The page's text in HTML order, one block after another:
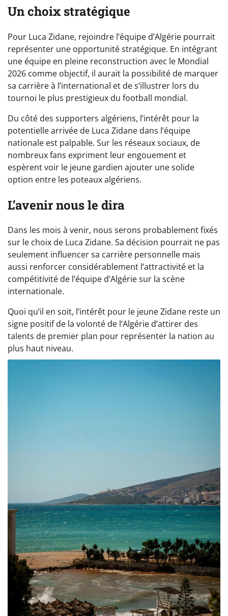
Un choix stratégique
Pour Luca Zidane, rejoindre l’équipe d’Algérie pourrait
représenter une opportunité stratégique. En intégrant
une équipe en pleine reconstruction avec le Mondial
2026 comme objectif, il aurait la possibilité de marquer
sa carrière à l’international et de s’illustrer lors du
tournoi le plus prestigieux du football mondial.
Du côté des supporters algériens, l’intérêt pour la
potentielle arrivée de Luca Zidane dans l’équipe
nationale est palpable. Sur les réseaux sociaux, de
nombreux fans expriment leur engouement et
espèrent voir le jeune gardien ajouter une solide
option entre les poteaux algériens.
L’avenir nous le dira
Dans les mois à venir, nous serons probablement fixés
sur le choix de Luca Zidane. Sa décision pourrait ne pas
seulement influencer sa carrière personnelle mais
aussi renforcer considérablement l’attractivité et la
compétitivité de l’équipe d’Algérie sur la scène
internationale.
Quoi qu’il en soit, l’intérêt pour le jeune Zidane reste un
signe positif de la volonté de l’Algérie d’attirer des
talents de premier plan pour représenter la nation au
plus haut niveau.